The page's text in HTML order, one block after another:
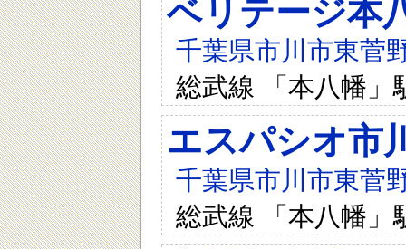
ベリテージ本
千葉県市川市東菅
総武線 「本八幡」
エスパシオ市
千葉県市川市東菅
総武線 「本八幡」